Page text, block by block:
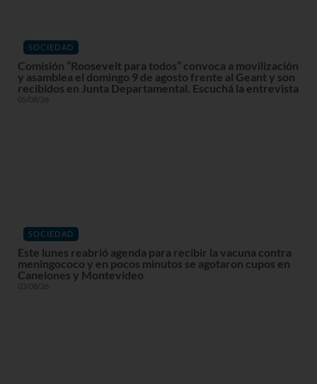
SOCIEDAD
Comisión “Roosevelt para todos” convoca a movilización
y asamblea el domingo 9 de agosto frente al Geant y son
recibidos en Junta Departamental. Escuchá la entrevista
05/08/26
SOCIEDAD
Este lunes reabrió agenda para recibir la vacuna contra
meningococo y en pocos minutos se agotaron cupos en
Canelones y Montevideo
03/08/26